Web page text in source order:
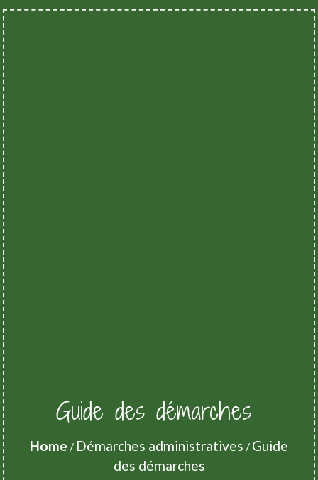
Guide des démarches
Home / Démarches administratives / Guide
des démarches